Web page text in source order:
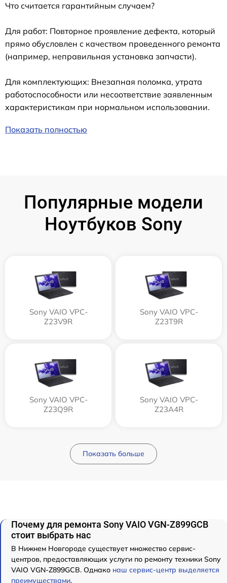
Что считается гарантийным случаем?
Для работ: Повторное проявление дефекта, который
прямо обусловлен с качеством проведенного ремонта
(например, неправильная установка запчасти).
Для комплектующих: Внезапная поломка, утрата
работоспособности или несоответствие заявленным
характеристикам при нормальном использовании.
Показать полностью
Популярные модели
Ноутбуков Sony
Sony VAIO VPC-
Z23V9R
Sony VAIO VPC-
Z23T9R
Sony VAIO VPC-
Z23Q9R
Sony VAIO VPC-
Z23A4R
Показать больше
Почему для ремонта Sony VAIO VGN-Z899GCB
стоит выбрать нас
В Нижнем Новгороде существует множество сервис-
центров, предоставляющих услуги по ремонту техники Sony
VAIO VGN-Z899GCB. Однако наш сервис-центр выделяется
преимуществами.